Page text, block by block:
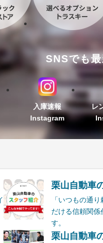
SNSでも
入庫速報
Instagram
レ
栗山自動車
「いつもの通
だける信頼関係
す。
栗山自動車